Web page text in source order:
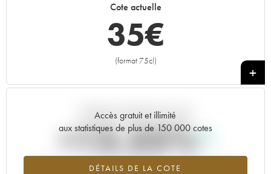
Cote actuelle
35€
(format 75cl)
+
Accès gratuit et illimité
aux statistiques de plus de 150 000 cotes
DÉTAILS DE LA COTE
Tendance actuelle de la cote
+13.35%
Tendance à la hausse du millésime 2021 en 2026 par rapport à